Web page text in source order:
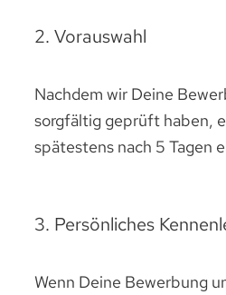
2. Vorauswahl
Nachdem wir Deine
sorgfältig geprüft haben,
spätestens nach 5 Tagen
3. Persönliches
Wenn Deine Bewerbung